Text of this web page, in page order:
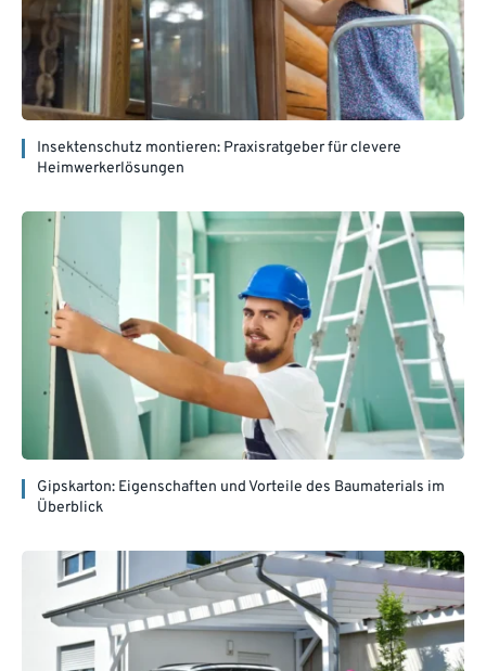
Insektenschutz montieren: Praxisratgeber für clevere
Heimwerkerlösungen
Gipskarton: Eigenschaften und Vorteile des Baumaterials im
Überblick